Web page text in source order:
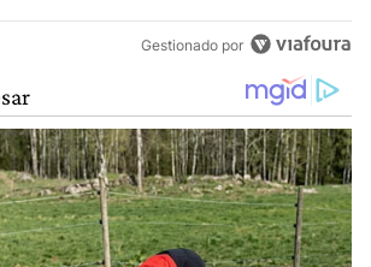
Gestionado por